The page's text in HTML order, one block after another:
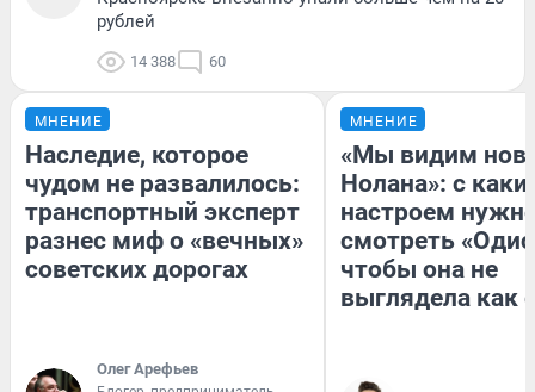
рублей
14 388 60
МНЕНИЕ
Наследие, которое
чудом не развалилось:
транспортный эксперт
разнес миф о «вечных»
советских дорогах
Олег Арефьев
МНЕНИЕ
«Мы видим
Нолана»: с
настроем
смотреть
чтобы она не
выглядела как